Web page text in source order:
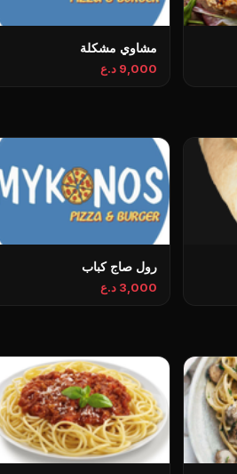
مشاوي مشكلة
9,000 د.ع
رول صاج كباب
3,000 د.ع